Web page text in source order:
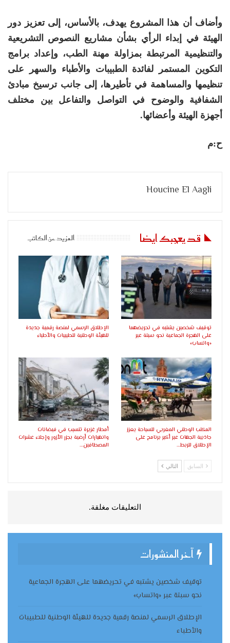
وأضاف أن هذا المشروع يهدف، بالأساس، إلى تعزيز دور
الهيئة في إبداء الرأي بشأن مشاريع النصوص التشريعية
والتنظيمية المرتبطة بمزاولة مهنة الطب، وإعداد برامج
التكوين المستمر لفائدة الطبيبات والأطباء والسهر على
تنظيمها والمساهمة في تأطيرها، إلى جانب ترسيخ مبادئ
الشفافية والوضوح في التواصل والتفاعل بين مختلف
أجهزة الهيئة وأعضائها.
ح:م
Houcine El Aagli
قد يعجبك ايضا المزيد عن الكاتب
توقيف شخصين يشتبه في تحريضهما
على الهجرة الجماعية نحو سبتة عبر
«واتساب»
الإطلاق الرسمي لمنصة رقمية جديدة
للهيئة الوطنية للطبيبات والأطباء
المكتب الوطني المغربي للسياحة يعزز
جاذبية الجهات عبر أكبر برنامج على
الإطلاق للربط…
أمطار غزيرة تتسبب في فيضانات
وانهيارات أرضية بجزر الأزور وإجلاء عشرات
المصطافين…
السابق التالي
التعليقات مغلقة.
آخر المنشورات
توقيف شخصين يشتبه في تحريضهما على الهجرة الجماعية
نحو سبتة عبر «واتساب»
الإطلاق الرسمي لمنصة رقمية جديدة للهيئة الوطنية للطبيبات
والأطباء